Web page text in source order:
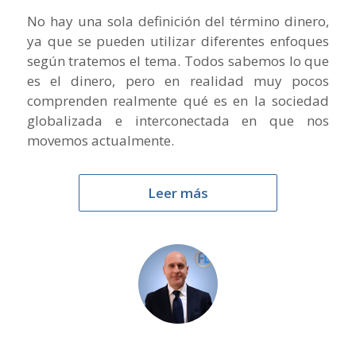
No hay una sola definición del término dinero,
ya que se pueden utilizar diferentes enfoques
según tratemos el tema. Todos sabemos lo que
es el dinero, pero en realidad muy pocos
comprenden realmente qué es en la sociedad
globalizada e interconectada en que nos
movemos actualmente.
Leer más